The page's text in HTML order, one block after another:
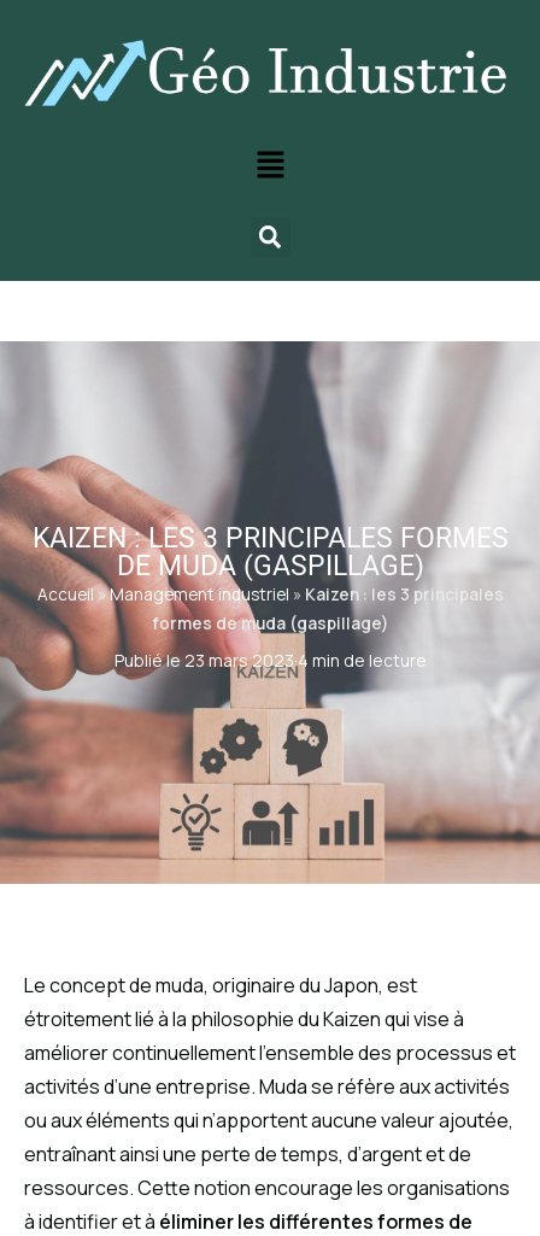
KAIZEN : LES 3 PRINCIPALES FORMES
DE MUDA (GASPILLAGE)
Accueil »Management industriel » Kaizen : les 3 principales
formes de muda (gaspillage)
Publié le 23 mars 2023·4 min de lecture
Le concept de muda, originaire du Japon, est
étroitement lié à la philosophie du Kaizen qui vise à
améliorer continuellement l’ensemble des processus et
activités d’une entreprise. Muda se réfère aux activités
ou aux éléments qui n’apportent aucune valeur ajoutée,
entraînant ainsi une perte de temps, d’argent et de
ressources. Cette notion encourage les organisations
à identifier et à éliminer les différentes formes de